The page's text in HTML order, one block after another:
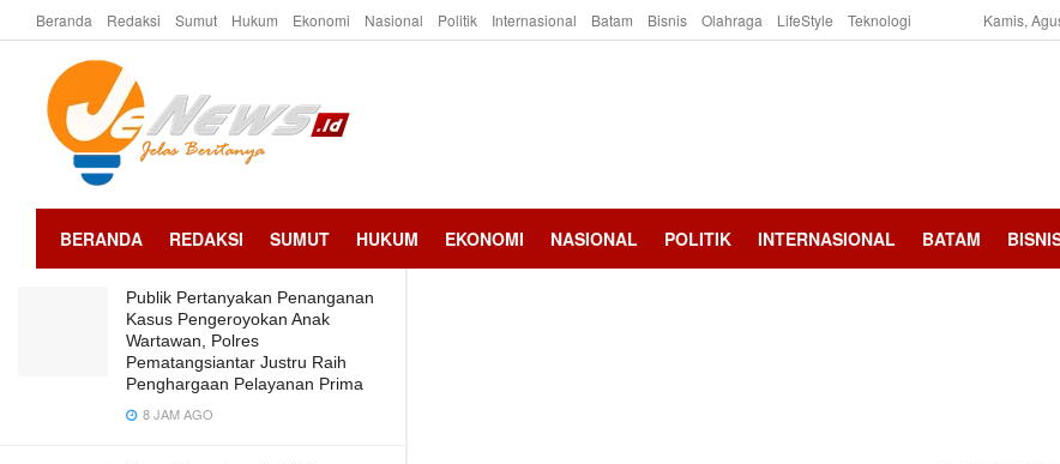
LATEST TRENDING
Penutupan Pentas Seni Budaya Batu
Bara Tampilkan Berbagai Etnis
Publik Pertanyakan Penanganan
Kasus Pengeroyokan Anak
Wartawan, Polres
Pematangsiantar Justru Raih
Penghargaan Pelayanan Prima
8 JAM AGO
Beranda Redaksi Sumut Hukum Ekonomi Nasional Politik Internasional Batam Bisnis Olahraga LifeStyle Teknologi Kamis,
BERANDA REDAKSI SUMUT HUKUM EKONOMI NASIONAL POLITIK INTERNASIONAL BATAM